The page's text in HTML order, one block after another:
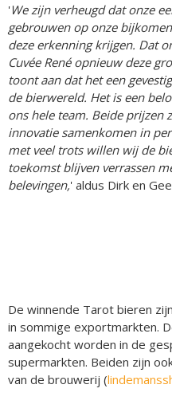
'We zijn verheugd dat onze
gebrouwen op onze
deze erkenning krijgen. Dat
Cuvée René opnieuw deze
toont aan dat het een
de bierwereld. Het is een
ons hele team. Beide prijzen
innovatie samenkomen in
met veel trots willen wij de
toekomst blijven verrassen
belevingen,' aldus Dirk en
De winnende Tarot bieren
in sommige exportmarkten.
aangekocht worden in de
supermarkten. Beiden zijn
van de brouwerij (